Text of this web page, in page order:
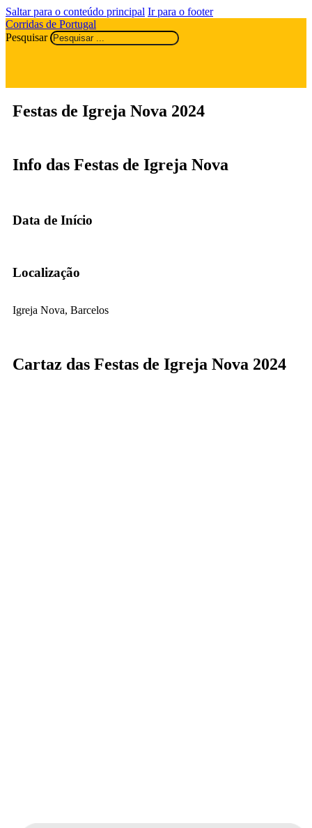
Saltar para o conteúdo principal Ir para o footer
Corridas de Portugal
Pesquisar
Festas de Igreja Nova 2024
Info das Festas de Igreja Nova
Data de Início
Localização
Igreja Nova, Barcelos
Cartaz das Festas de Igreja Nova 2024